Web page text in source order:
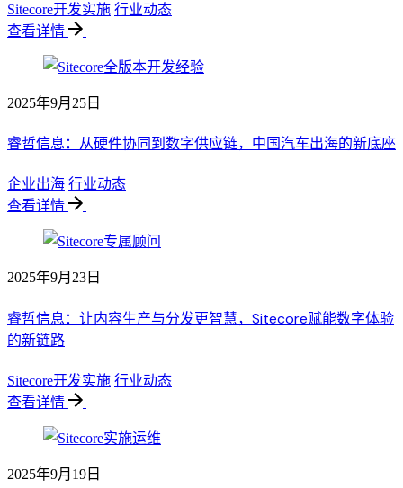
Sitecore开发实施 行业动态
查看详情
2025年9月25日
睿哲信息：从硬件协同到数字供应链，中国汽车出海的新底座
企业出海 行业动态
查看详情
2025年9月23日
睿哲信息：让内容生产与分发更智慧，Sitecore赋能数字体验
的新链路
Sitecore开发实施 行业动态
查看详情
2025年9月19日